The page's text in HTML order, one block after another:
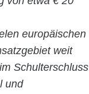
europäischen
weit
Schulterschluss
und